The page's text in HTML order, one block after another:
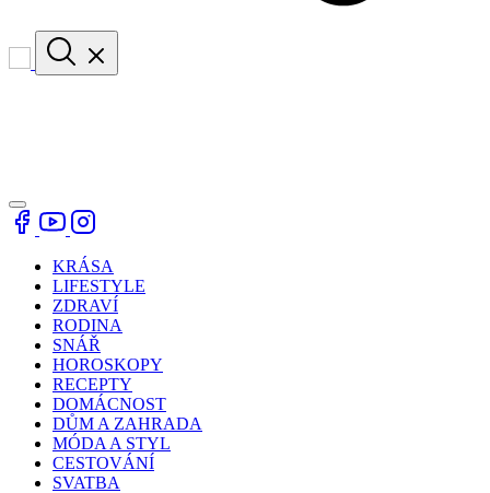
KRÁSA
LIFESTYLE
ZDRAVÍ
RODINA
SNÁŘ
HOROSKOPY
RECEPTY
DOMÁCNOST
DŮM A ZAHRADA
MÓDA A STYL
CESTOVÁNÍ
SVATBA